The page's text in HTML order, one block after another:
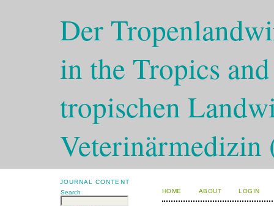
Der
in the Tropics
tropischen
Veterinärmedizin
JOURNAL CONTENT
Search
HOME ABOUT LOGIN